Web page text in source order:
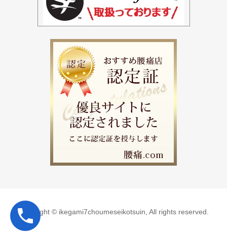
Copyright © ikegami7choumeseikotsuin, All rights reserved.